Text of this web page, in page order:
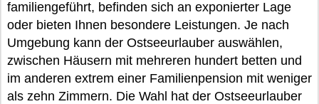
familiengeführt, befinden sich an exponierter Lage
oder bieten Ihnen besondere Leistungen. Je nach
Umgebung kann der Ostseeurlauber auswählen,
zwischen Häusern mit mehreren hundert betten und
im anderen extrem einer Familienpension mit weniger
als zehn Zimmern. Die Wahl hat der Ostseeurlauber